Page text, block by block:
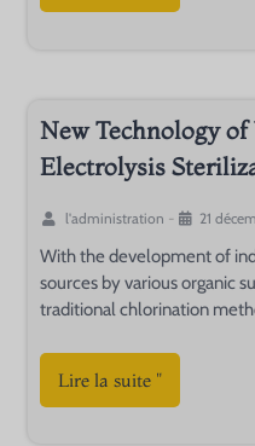
New Technology
Electrolysis
l'administration - 21
With the development of
sources by various organic
traditional chlorination
Lire la suite "